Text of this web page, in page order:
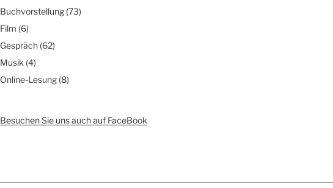
Buchvorstellung(73)
Film (6)
Gespräch(62)
Musik (4)
Online-Lesung(8)
Besuchen Sie uns auch auf FaceBook